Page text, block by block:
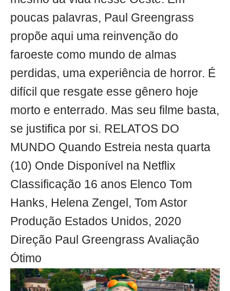
poucas palavras, Paul Greengrass
propõe aqui uma reinvenção do
faroeste como mundo de almas
perdidas, uma experiência de horror. É
difícil que resgate esse gênero hoje
morto e enterrado. Mas seu filme basta,
se justifica por si. RELATOS DO
MUNDO Quando Estreia nesta quarta
(10) Onde Disponível na Netflix
Classificação 16 anos Elenco Tom
Hanks, Helena Zengel, Tom Astor
Produção Estados Unidos, 2020
Direção Paul Greengrass Avaliação
Ótimo